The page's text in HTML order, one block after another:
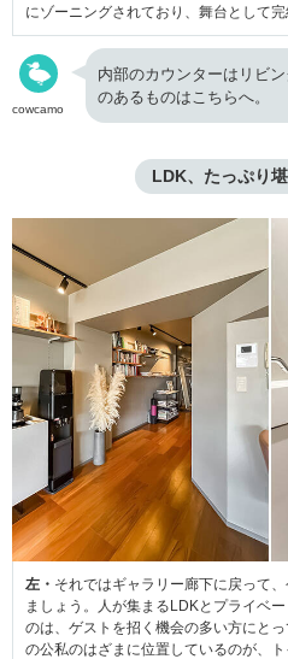
にゾーニングされており、舞台として完
cowcamo
内部のカウンターはリビ
のあるものはこちらへ。
LDK、たっぷり
左・ それではギャラリー廊下に戻って
ましょう。人が集まるLDKとプライベ
のは、ゲストを招く機会の多い方にと
の公私のはざまに位置しているのが、